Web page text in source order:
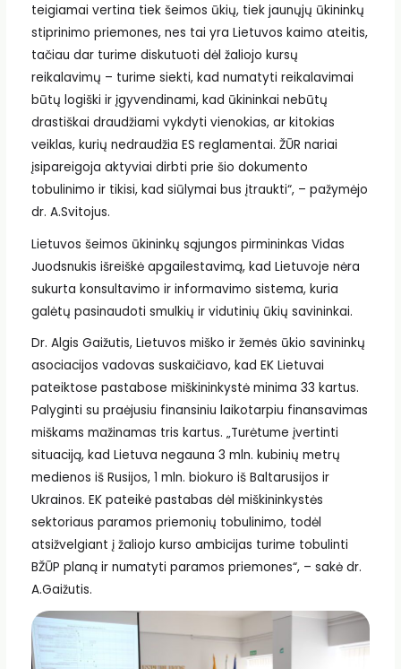
teigiamai vertina tiek šeimos ūkių, tiek jaunųjų ūkininkų
stiprinimo priemones, nes tai yra Lietuvos kaimo ateitis,
tačiau dar turime diskutuoti dėl žaliojo kursų
reikalavimų – turime siekti, kad numatyti reikalavimai
būtų logiški ir įgyvendinami, kad ūkininkai nebūtų
drastiškai draudžiami vykdyti vienokias, ar kitokias
veiklas, kurių nedraudžia ES reglamentai. ŽŪR nariai
įsipareigoja aktyviai dirbti prie šio dokumento
tobulinimo ir tikisi, kad siūlymai bus įtraukti“, – pažymėjo
dr. A.Svitojus.
Lietuvos šeimos ūkininkų sąjungos pirmininkas Vidas
Juodsnukis išreiškė apgailestavimą, kad Lietuvoje nėra
sukurta konsultavimo ir informavimo sistema, kuria
galėtų pasinaudoti smulkių ir vidutinių ūkių savininkai.
Dr. Algis Gaižutis, Lietuvos miško ir žemės ūkio savininkų
asociacijos vadovas suskaičiavo, kad EK Lietuvai
pateiktose pastabose miškininkystė minima 33 kartus.
Palyginti su praėjusiu finansiniu laikotarpiu finansavimas
miškams mažinamas tris kartus. „Turėtume įvertinti
situaciją, kad Lietuva negauna 3 mln. kubinių metrų
medienos iš Rusijos, 1 mln. biokuro iš Baltarusijos ir
Ukrainos. EK pateikė pastabas dėl miškininkystės
sektoriaus paramos priemonių tobulinimo, todėl
atsižvelgiant į žaliojo kurso ambicijas turime tobulinti
BŽŪP planą ir numatyti paramos priemones“, – sakė dr.
A.Gaižutis.